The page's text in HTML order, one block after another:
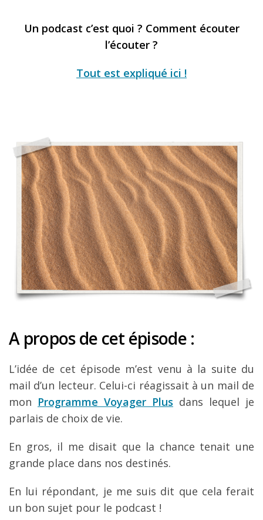
Un podcast c’est quoi ? Comment écouter
l’écouter ?
Tout est expliqué ici !
A propos de cet épisode :
L’idée de cet épisode m’est venu à la suite du
mail d’un lecteur. Celui-ci réagissait à un mail de
mon Programme Voyager Plus dans lequel je
parlais de choix de vie.
En gros, il me disait que la chance tenait une
grande place dans nos destinés.
En lui répondant, je me suis dit que cela ferait
un bon sujet pour le podcast !